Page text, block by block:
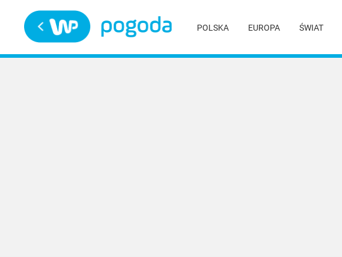
POLSKA EUROPA ŚWIAT